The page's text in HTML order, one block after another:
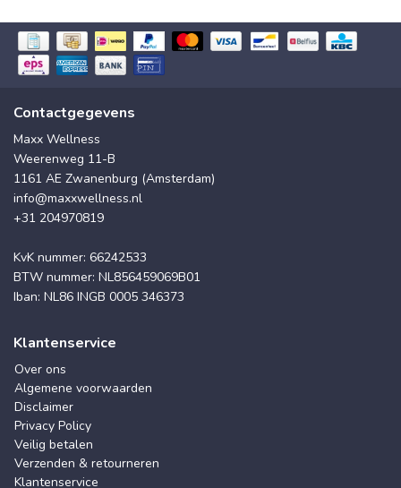
Contactgegevens
Maxx Wellness
Weerenweg 11-B
1161 AE Zwanenburg (Amsterdam)
info@maxxwellness.nl
+31 204970819
KvK nummer: 66242533
BTW nummer: NL856459069B01
Iban: NL86 INGB 0005 346373
Klantenservice
Over ons
Algemene voorwaarden
Disclaimer
Privacy Policy
Veilig betalen
Verzenden & retourneren
Klantenservice